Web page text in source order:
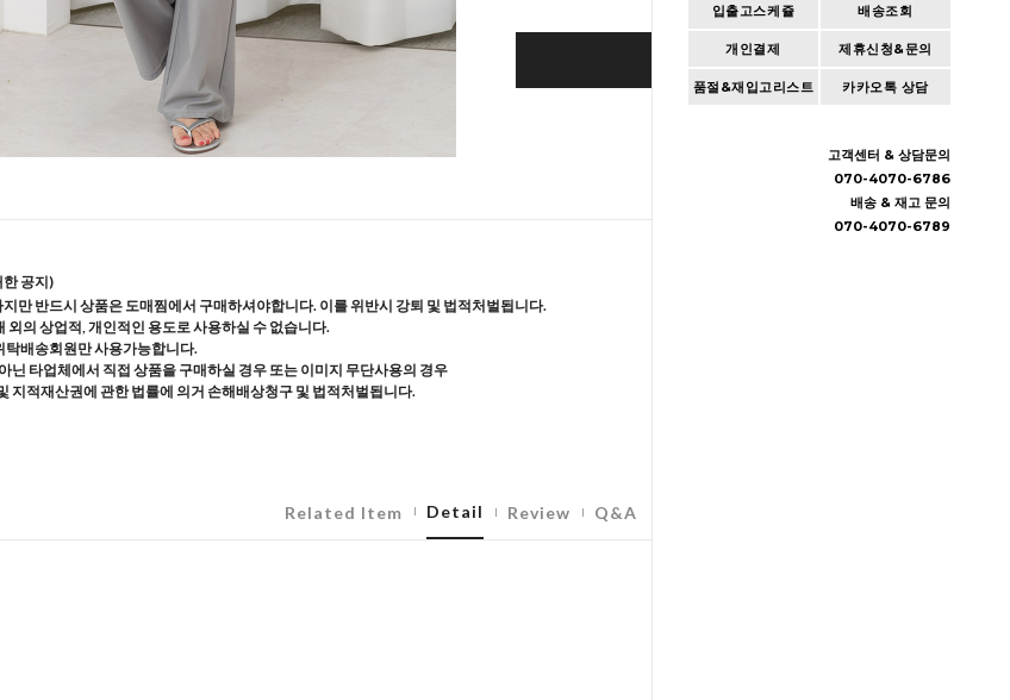
입출고스케쥴 배송조회
개인결제 제휴신청&문의
품절&재입고리스트 카카오톡 상담
고객센터 & 상담문의
070-4070-6786
배송 & 재고 문의
070-4070-6789
BUY IT NOW
공지)
만 반드시 상품은 도매찜에서 구매하셔야합니다. 이를 위반시 강퇴 및 법적처벌됩니다.
외의 상업적, 개인적인 용도로 사용하실 수 없습니다.
탁배송회원만 사용가능합니다.
닌 타업체에서 직접 상품을 구매하실 경우 또는 이미지 무단사용의 경우
지적재산권에 관한 법률에 의거 손해배상청구 및 법적처벌됩니다.
Related Item Detail Review Q&A